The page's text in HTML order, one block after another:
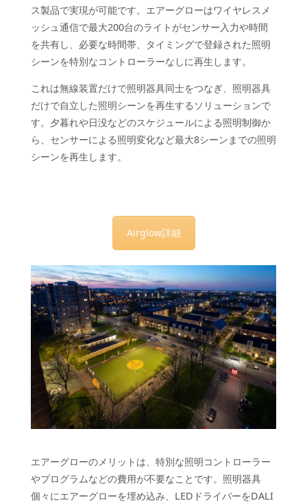
ス製品で実現が可能です。エアーグローはワイヤレスメ
ッシュ通信で最大200台のライトがセンサー入力や時間
を共有し、必要な時間帯、タイミングで登録された照明
シーンを特別なコントローラーなしに再生します。
これは無線装置だけで照明器具同士をつなぎ、照明器具
だけで自立した照明シーンを再生するソリューションで
す。夕暮れや日没などのスケジュールによる照明制御か
ら、センサーによる照明変化など最大8シーンまでの照明
シーンを再生します。
Airglow詳細
エアーグローのメリットは、特別な照明コントローラー
やプログラムなどの費用が不要なことです。照明器具
個々にエアーグローを埋め込み、LEDドライバーをDALI